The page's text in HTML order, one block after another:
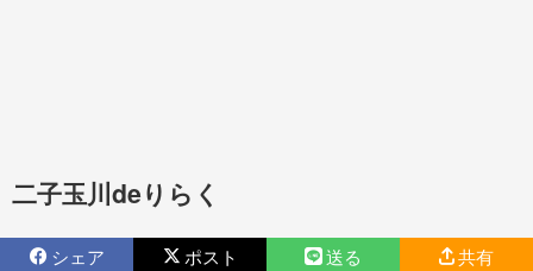
二子玉川deりらく
シェア ポスト 送る 共有